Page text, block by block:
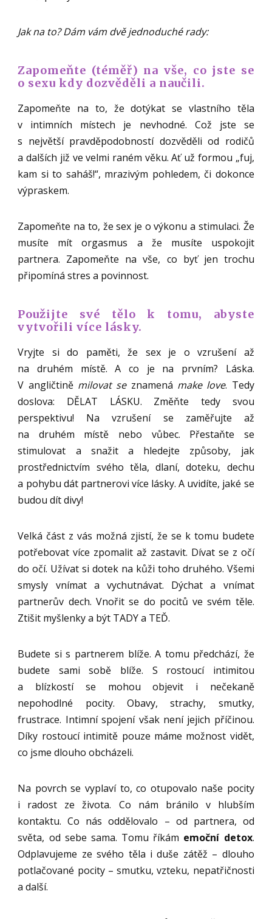
Jak na to? Dám vám dvě jednoduché rady:
Zapomeňte (téměř) na vše, co jste se
o sexu kdy dozvěděli a naučili.
Zapomeňte na to, že dotýkat se vlastního těla
v intimních místech je nevhodné. Což jste se
s největší pravděpodobností dozvěděli od rodičů
a dalších již ve velmi raném věku. Ať už formou „fuj,
kam si to saháš!“, mrazivým pohledem, či dokonce
výpraskem.
Zapomeňte na to, že sex je o výkonu a stimulaci. Že
musíte mít orgasmus a že musíte uspokojit
partnera. Zapomeňte na vše, co byť jen trochu
připomíná stres a povinnost.
Použijte své tělo k tomu, abyste
vytvořili více lásky.
Vryjte si do paměti, že sex je o vzrušení až
na druhém místě. A co je na prvním? Láska.
V angličtině milovat se znamená make love. Tedy
doslova: DĚLAT LÁSKU. Změňte tedy svou
perspektivu! Na vzrušení se zaměřujte až
na druhém místě nebo vůbec. Přestaňte se
stimulovat a snažit a hledejte způsoby, jak
prostřednictvím svého těla, dlaní, doteku, dechu
a pohybu dát partnerovi více lásky. A uvidíte, jaké se
budou dít divy!
Velká část z vás možná zjistí, že se k tomu budete
potřebovat více zpomalit až zastavit. Dívat se z očí
do očí. Užívat si dotek na kůži toho druhého. Všemi
smysly vnímat a vychutnávat. Dýchat a vnímat
partnerův dech. Vnořit se do pocitů ve svém těle.
Ztišit myšlenky a být TADY a TEĎ.
Budete si s partnerem blíže. A tomu předchází, že
budete sami sobě blíže. S rostoucí intimitou
a blízkostí se mohou objevit i nečekaně
nepohodlné pocity. Obavy, strachy, smutky,
frustrace. Intimní spojení však není jejich příčinou.
Díky rostoucí intimitě pouze máme možnost vidět,
co jsme dlouho obcházeli.
Na povrch se vyplaví to, co otupovalo naše pocity
i radost ze života. Co nám bránilo v hlubším
kontaktu. Co nás oddělovalo – od partnera, od
světa, od sebe sama. Tomu říkám emoční detox.
Odplavujeme ze svého těla i duše zátěž – dlouho
potlačované pocity – smutku, vzteku, nepatřičnosti
a další.